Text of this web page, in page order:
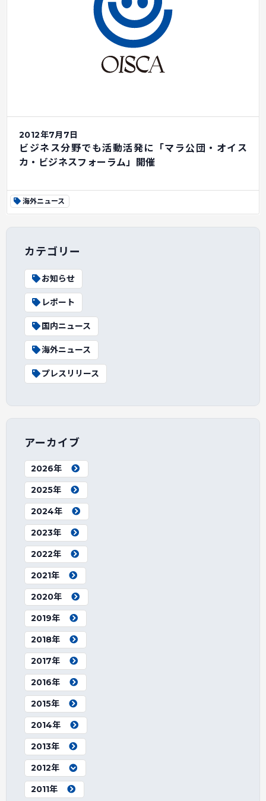
2012年7月7日
ビジネス分野でも活動活発に「マラ公団・オイス
カ・ビジネスフォーラム」開催
海外ニュース
カテゴリー
お知らせ
レポート
国内ニュース
海外ニュース
プレスリリース
アーカイブ
2026年
2025年
2024年
2023年
2022年
2021年
2020年
2019年
2018年
2017年
2016年
2015年
2014年
2013年
2012年
2011年